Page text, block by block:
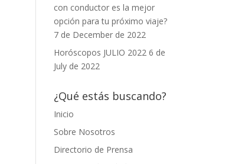
con conductor es la mejor
opción para tu próximo viaje?
7 de December de 2022
Horóscopos JULIO 2022 6 de
July de 2022
¿Qué estás buscando?
Inicio
Sobre Nosotros
Directorio de Prensa